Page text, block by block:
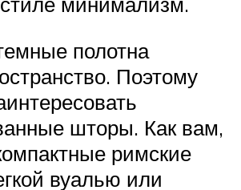
полотна
Поэтому
шторы. Как вам,
римские
вуалью или